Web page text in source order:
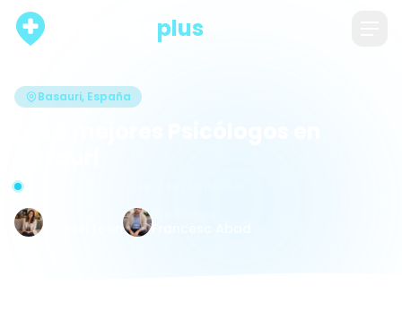
plus
Basauri, España
Actualizado hace 31 días · 7 de julio de 2026